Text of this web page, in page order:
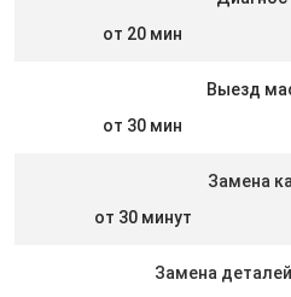
от 20 мин
Выезд
от 30 мин
Замена
от 30 минут
Замена